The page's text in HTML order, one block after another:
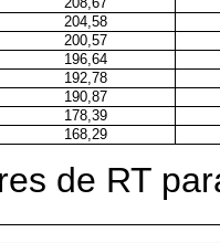
204,58
200,57
196,64
192,78
190,87
178,39
168,29
de RT